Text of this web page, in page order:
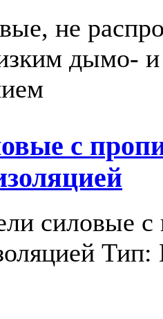
не
дымо- и
с
силовые с